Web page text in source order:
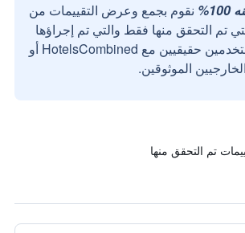
نقوم بجمع وعرض التقييمات من
تم التحقق منها فقط والتي تم إجراؤها
بواسطة مستخدمين حقيقيين مع HotelsCombined أو
الموثوقين.